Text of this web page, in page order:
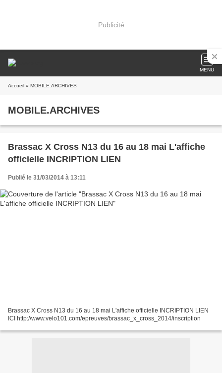
Publicité
MENU
Accueil » MOBILE.ARCHIVES
MOBILE.ARCHIVES
Brassac X Cross N13 du 16 au 18 mai L'affiche
officielle INCRIPTION LIEN
Publié le 31/03/2014 à 13:11
Brassac X Cross N13 du 16 au 18 mai L'affiche officielle INCRIPTION LIEN
ICI http://www.velo101.com/epreuves/brassac_x_cross_2014/inscription